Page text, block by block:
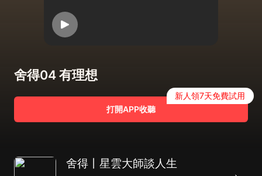
舍得04 有理想
打開APP收聽
新人領7天免費試用
舍得丨星雲大師談人生